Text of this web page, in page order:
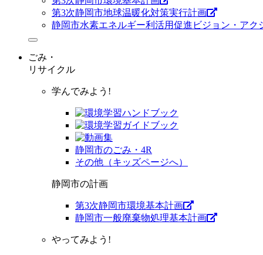
第3次静岡市地球温暖化対策実行計画
静岡市水素エネルギー利活用促進ビジョン・アク
ごみ・
リサイクル
学んでみよう!
静岡市のごみ・4R
その他（キッズページへ）
静岡市の計画
第3次静岡市環境基本計画
静岡市一般廃棄物処理基本計画
やってみよう!